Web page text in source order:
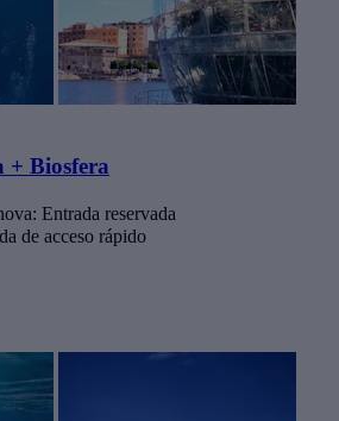
+ Biosfera
Entrada reservada
de acceso rápido